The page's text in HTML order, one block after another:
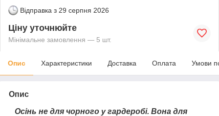
Відправка з 29 серпня 2026
Ціну уточнюйте
Мінімальне замовлення — 5 шт.
Опис Характеристики Доставка Оплата Умови
Опис
Осінь не для чорного у гардеробі. Вона для